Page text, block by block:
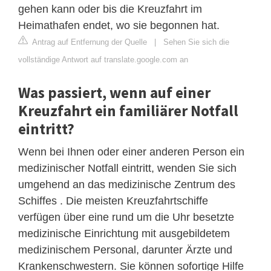
gehen kann oder bis die Kreuzfahrt im
Heimathafen endet, wo sie begonnen hat.
Antrag auf Entfernung der Quelle | Sehen Sie sich die
vollständige Antwort auf translate.google.com an
Was passiert, wenn auf einer
Kreuzfahrt ein familiärer Notfall
eintritt?
Wenn bei Ihnen oder einer anderen Person ein
medizinischer Notfall eintritt, wenden Sie sich
umgehend an das medizinische Zentrum des
Schiffes . Die meisten Kreuzfahrtschiffe
verfügen über eine rund um die Uhr besetzte
medizinische Einrichtung mit ausgebildetem
medizinischem Personal, darunter Ärzte und
Krankenschwestern. Sie können sofortige Hilfe